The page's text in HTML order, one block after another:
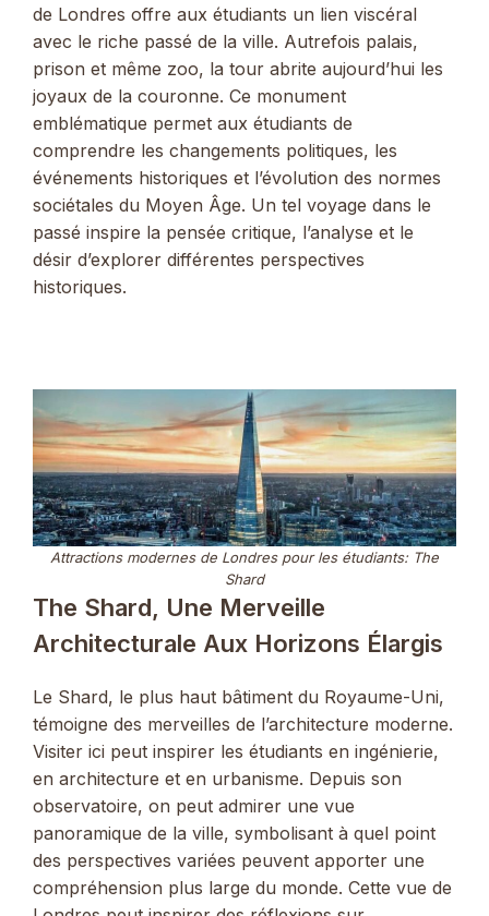
de Londres offre aux étudiants un lien viscéral
avec le riche passé de la ville. Autrefois palais,
prison et même zoo, la tour abrite aujourd’hui les
joyaux de la couronne. Ce monument
emblématique permet aux étudiants de
comprendre les changements politiques, les
événements historiques et l’évolution des normes
sociétales du Moyen Âge. Un tel voyage dans le
passé inspire la pensée critique, l’analyse et le
désir d’explorer différentes perspectives
historiques.
Attractions modernes de Londres pour les étudiants: The
Shard
The Shard, Une Merveille
Architecturale Aux Horizons Élargis
Le Shard, le plus haut bâtiment du Royaume-Uni,
témoigne des merveilles de l’architecture moderne.
Visiter ici peut inspirer les étudiants en ingénierie,
en architecture et en urbanisme. Depuis son
observatoire, on peut admirer une vue
panoramique de la ville, symbolisant à quel point
des perspectives variées peuvent apporter une
compréhension plus large du monde. Cette vue de